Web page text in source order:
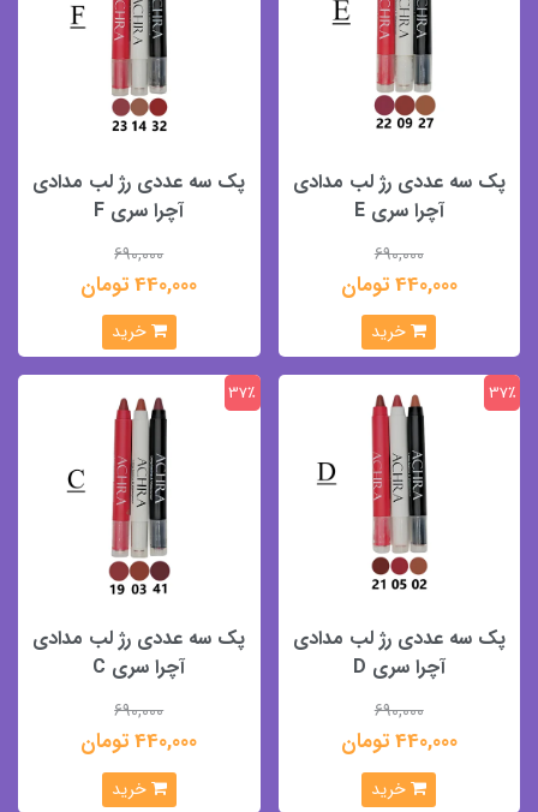
پک سه عددی رژ لب مدادی
آچرا سری E
690,000
440,000 تومان
خرید
پک سه عددی رژ لب مدادی
آچرا سری F
690,000
440,000 تومان
خرید
پک سه عددی رژ لب مدادی
آچرا سری D
690,000
440,000 تومان
37٪
خرید
پک سه عددی رژ لب مدادی
آچرا سری C
690,000
440,000 تومان
37٪
خرید